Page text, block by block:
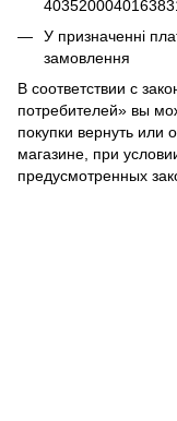
У призначенні
замовлення
В соответствии с
потребителей» вы
покупки вернуть или
магазине, при
предусмотренных